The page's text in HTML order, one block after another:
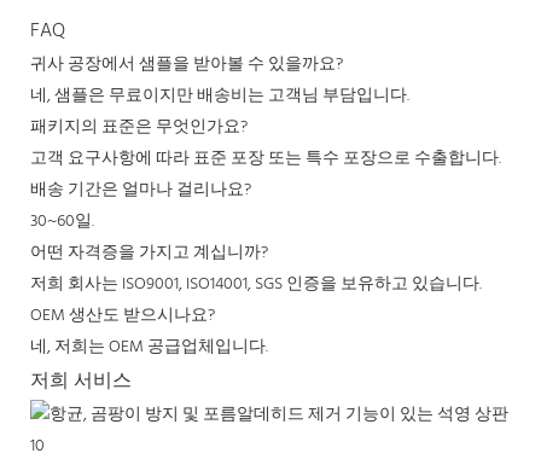
FAQ
귀사 공장에서 샘플을 받아볼 수 있을까요?
네, 샘플은 무료이지만 배송비는 고객님 부담입니다.
패키지의 표준은 무엇인가요?
고객 요구사항에 따라 표준 포장 또는 특수 포장으로 수출합니다.
배송 기간은 얼마나 걸리나요?
30~60일.
어떤 자격증을 가지고 계십니까?
저희 회사는 ISO9001, ISO14001, SGS 인증을 보유하고 있습니다.
OEM 생산도 받으시나요?
네, 저희는 OEM 공급업체입니다.
저희 서비스